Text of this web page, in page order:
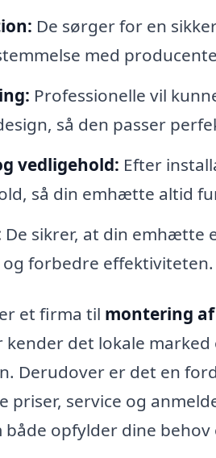
De sørger for en
med
Professionelle vil
så den passer
vedligehold: Efter
så din emhætte altid
De sikrer, at din emhætte
forbedre effektiviteten.
et firma til montering
kender det lokale
Derudover er det en
priser, service og
både opfylder dine